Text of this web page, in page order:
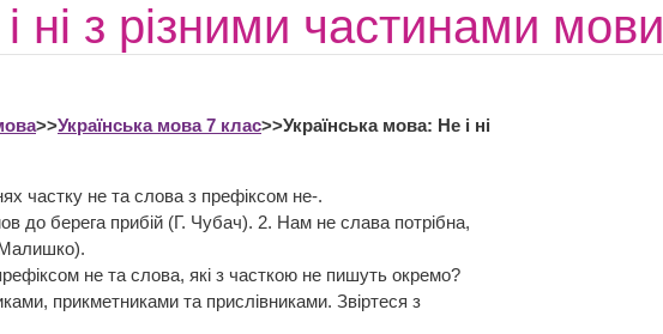
ні з різними частинами мови
>>Українська мова 7 клас>>Українська мова: Не і ні
частку не та слова з префіксом не-.
до берега прибій (Г. Чубач). 2. Нам не слава потрібна,
Малишко).
не та слова, які з часткою не пишуть окремо?
прикметниками та прислівниками. Звіртеся з